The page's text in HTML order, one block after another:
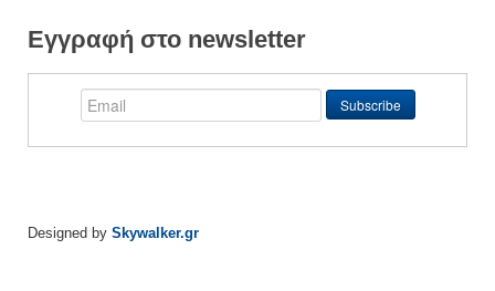
Εγγραφή στο newsletter
Designed by Skywalker.gr